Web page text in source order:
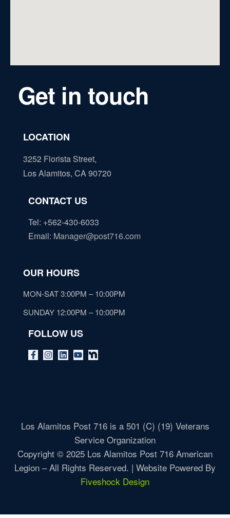
Get in touch
LOCATION
3252 Florista Street,
Los Alamitos, CA 90720
CONTACT US
Tel: +562-430-6033
Email: Manager@post716.com
OUR HOURS
MON-SAT 3:00PM – 10:00PM
SUNDAY 12:00PM – 10:00PM
FOLLOW US
Los Alamitos Post 716 is a 501 (C) (19) Veterans
Service Organization
Copyright © 2025 Los Alamitos Post 716 American
Legion – All Rights Reserved. | Website Powered By
Fiveshock Design